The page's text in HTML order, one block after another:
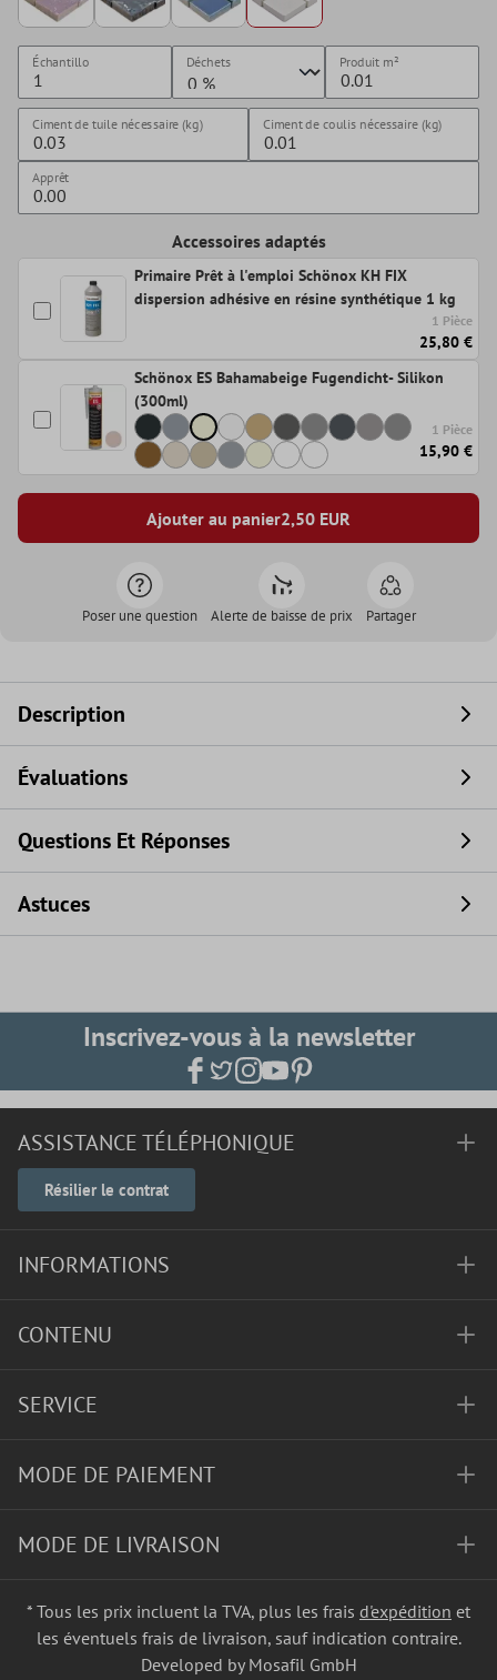
Échantillo Déchets Produit m²
Ciment de tuile nécessaire (kg) Ciment de coulis nécessaire (kg)
Apprêt
Accessoires adaptés
Primaire Prêt à l'emploi Schönox KH FIX
dispersion adhésive en résine synthétique 1 kg
1 Pièce
25,80 €
Schönox ES Bahamabeige Fugendicht- Silikon
(300ml)
1 Pièce
15,90 €
Ajouter au panier2,50 EUR
Poser une question Alerte de baisse de prix Partager
Description
Évaluations
Questions Et Réponses
Astuces
Inscrivez-vous à la newsletter
ASSISTANCE TÉLÉPHONIQUE
Résilier le contrat
INFORMATIONS
CONTENU
SERVICE
MODE DE PAIEMENT
MODE DE LIVRAISON
* Tous les prix incluent la TVA, plus les frais d'expédition et
les éventuels frais de livraison, sauf indication contraire.
Developed by Mosafil GmbH